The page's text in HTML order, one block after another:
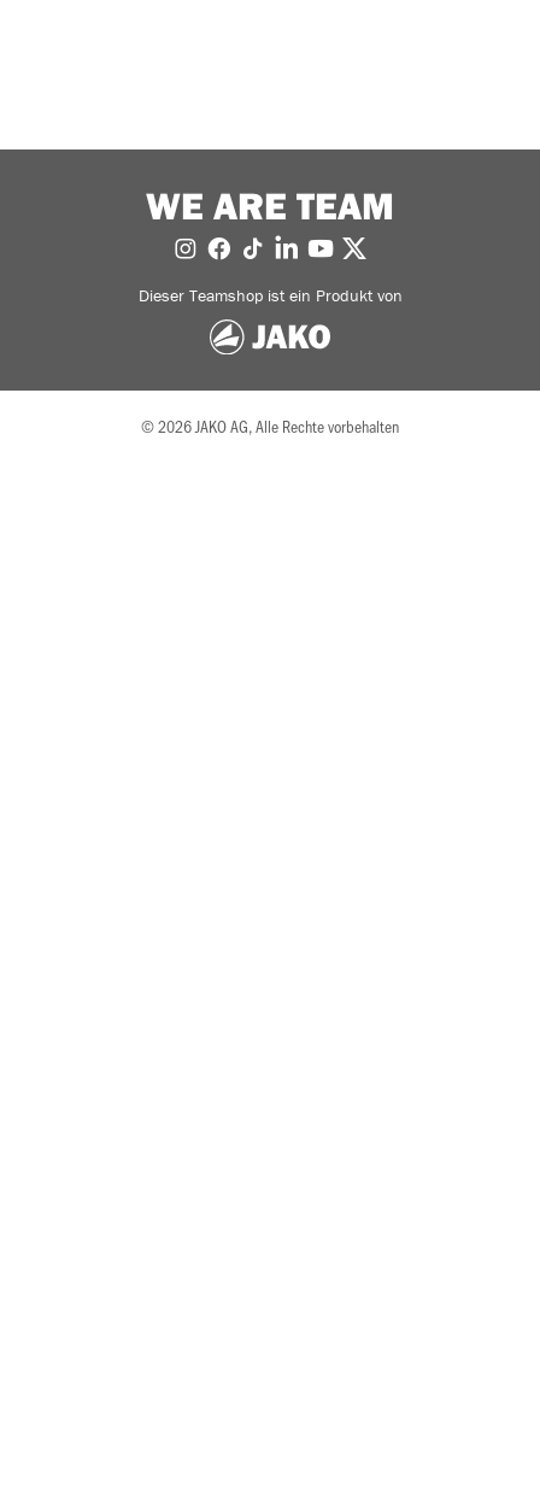
WE ARE TEAM
Dieser Teamshop ist ein Produkt von
© 2026 JAKO AG, Alle Rechte vorbehalten